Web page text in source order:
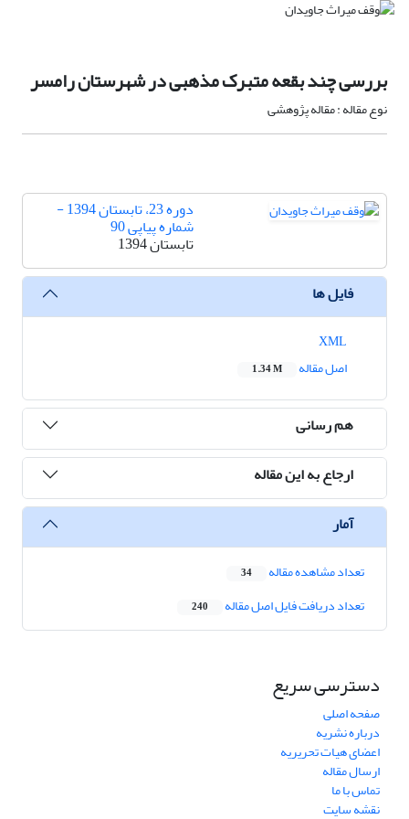
بررسی چند بقعه متبرک مذهبی در شهرستان رامسر
نوع مقاله : مقاله پژوهشی
دوره 23، تابستان 1394 -
شماره پیاپی 90
تابستان 1394
فایل ها
اصل مقاله
1.34 M
هم رسانی
ارجاع به این مقاله
آمار
تعداد مشاهده مقاله 34
تعداد دریافت فایل اصل مقاله 240
دسترسی سریع
صفحه اصلی
درباره نشریه
اعضای هیات تحریریه
ارسال مقاله
تماس با ما
نقشه سایت